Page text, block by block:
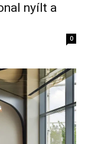
nyílt a
0